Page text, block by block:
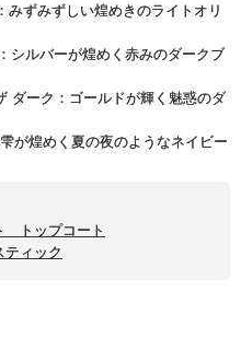
ずみずしい煌めきのライトオリ
シルバーが煌めく赤みのダークブ
ダーク：ゴールドが輝く魅惑のダ
が煌めく夏の夜のようなネイビー
トップコート
ィック